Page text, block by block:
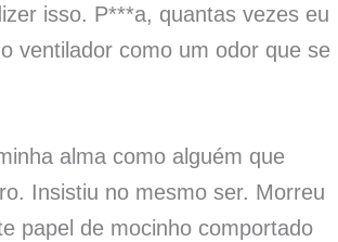
isso. P***a, quantas vezes eu
ventilador como um odor que se
alma como alguém que
Insistiu no mesmo ser. Morreu
papel de mocinho comportado